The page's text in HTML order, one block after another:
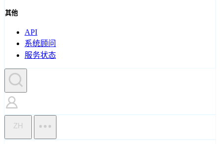
其他
API
系统顾问
服务状态
ZH